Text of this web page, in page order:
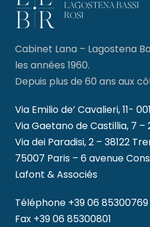
Cabinet Lana – Lagostena
les années 1960.
Depuis plus de 60 ans aux
Via Emilio de’ Cavalieri, 11-
Via Gaetano de Castillia, 7 –
Via dei Paradisi, 2 – 38122
75007 Paris – 6 avenue
Lafont & Associés
Téléphone +39 06 85300769
Fax +39 06 85300801